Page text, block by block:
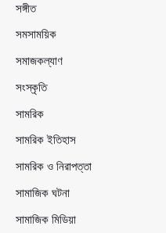
সঙ্গীত
সমসাময়িক
সমাজকল্যাণ
সংস্কৃতি
সামরিক
সামরিক ইতিহাস
সামরিক ও নিরাপত্তা
সামাজিক ঘটনা
সামাজিক মিডিয়া